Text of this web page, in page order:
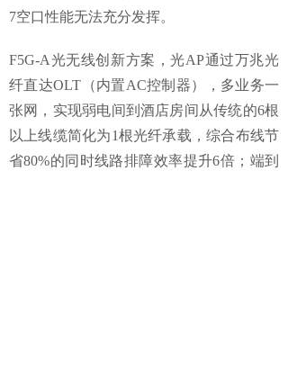
7空口性能无法充分发挥。
F5G-A光无线创新方案，光AP通过万兆光
纤直达OLT（内置AC控制器），多业务一
张网，实现弱电间到酒店房间从传统的6根
以上线缆简化为1根光纤承载，综合布线节
省80%的同时线路排障效率提升6倍；端到